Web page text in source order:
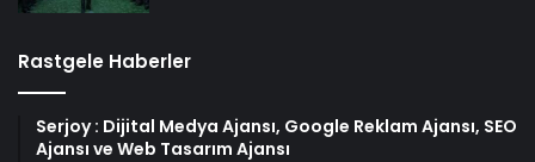
Rastgele Haberler
Serjoy : Dijital Medya Ajansı, Google Reklam Ajansı, SEO
Ajansı ve Web Tasarım Ajansı